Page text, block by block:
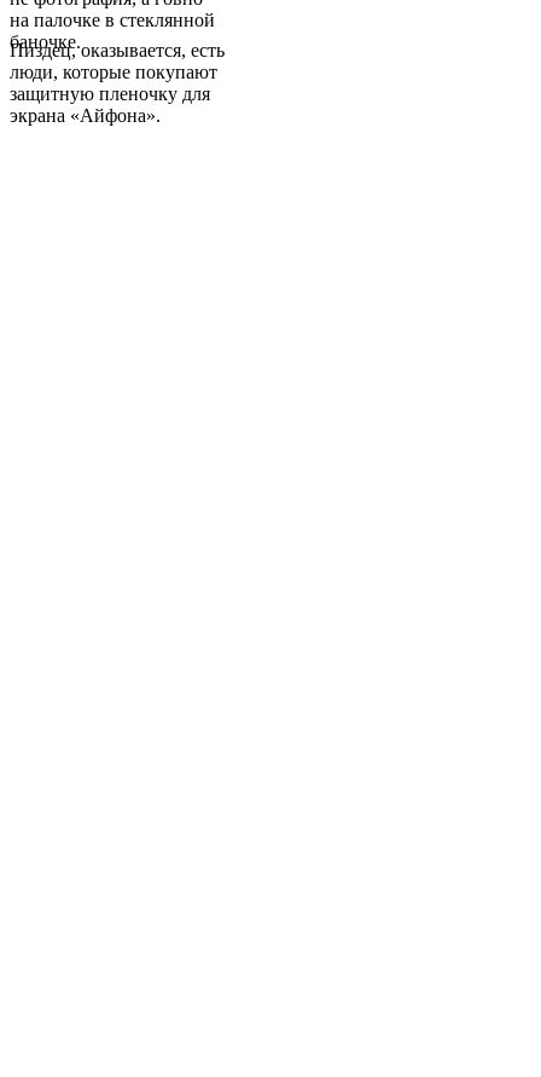
на палочке в стеклянной
баночке.
Пиздец, оказывается, есть
люди, которые покупают
защитную пленочку для
экрана «Айфона».